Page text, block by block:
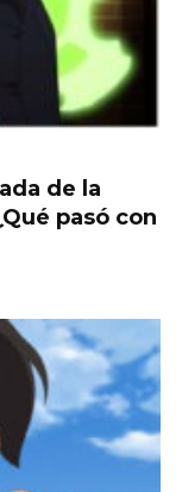
de la
pasó con